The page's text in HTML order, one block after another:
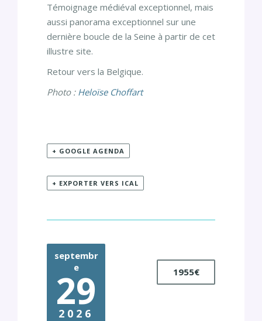
Témoignage médiéval exceptionnel, mais
aussi panorama exceptionnel sur une
dernière boucle de la Seine à partir de cet
illustre site.
Retour vers la Belgique.
Photo : Heloïse Choffart
+ GOOGLE AGENDA
+ EXPORTER VERS ICAL
septembr
e
29
2026
1955€